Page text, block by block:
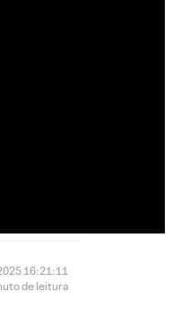
16:21:11
de leitura